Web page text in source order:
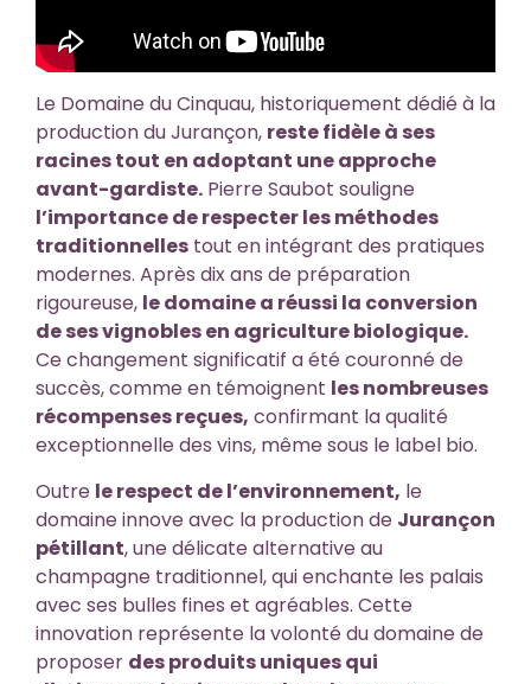
Le Domaine du Cinquau, historiquement dédié à la
production du Jurançon, reste fidèle à ses
racines tout en adoptant une approche
avant-gardiste. Pierre Saubot souligne
l’importance de respecter les méthodes
traditionnelles tout en intégrant des pratiques
modernes. Après dix ans de préparation
rigoureuse, le domaine a réussi la conversion
de ses vignobles en agriculture biologique.
Ce changement significatif a été couronné de
succès, comme en témoignent les nombreuses
récompenses reçues, confirmant la qualité
exceptionnelle des vins, même sous le label bio.
Outre le respect de l’environnement, le
domaine innove avec la production de Jurançon
pétillant, une délicate alternative au
champagne traditionnel, qui enchante les palais
avec ses bulles fines et agréables. Cette
innovation représente la volonté du domaine de
proposer des produits uniques qui